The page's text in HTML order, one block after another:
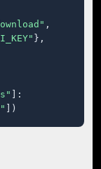
,
},
]:
])